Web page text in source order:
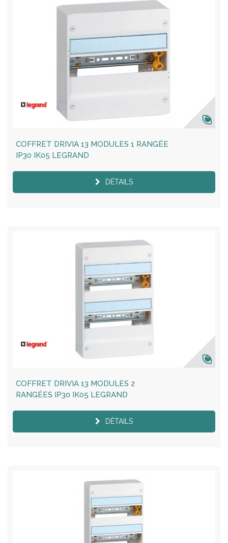
COFFRET DRIVIA 13 MODULES 1 RANGÉE
IP30 IK05 LEGRAND
DÉTAILS
COFFRET DRIVIA 13 MODULES 2
RANGÉES IP30 IK05 LEGRAND
DÉTAILS